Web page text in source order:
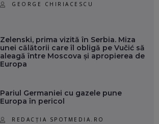
GEORGE CHIRIACESCU
Zelenski, prima vizită în Serbia. Miza
unei călătorii care îl obligă pe Vučić să
aleagă între Moscova și apropierea de
Europa
Pariul Germaniei cu gazele pune
Europa în pericol
REDACȚIA SPOTMEDIA.RO